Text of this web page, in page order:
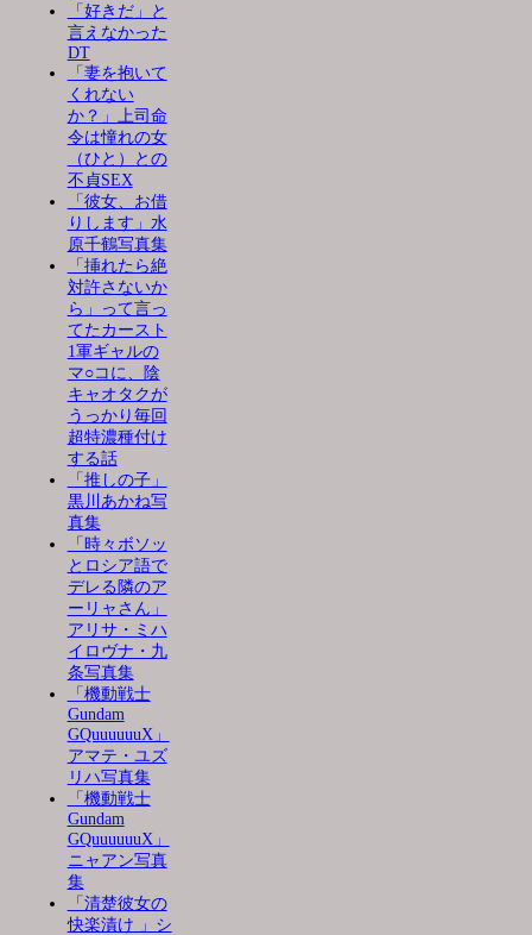
「好きだ」と
言えなかった
DT
「妻を抱いて
くれない
か？」上司命
令は憧れの女
（ひと）との
不貞SEX
「彼女、お借
りします」水
原千鶴写真集
「挿れたら絶
対許さないか
ら」って言っ
てたカースト
1軍ギャルの
マ○コに、陰
キャオタクが
うっかり毎回
超特濃種付け
する話
「推しの子」
黒川あかね写
真集
「時々ボソッ
とロシア語で
デレる隣のア
ーリャさん」
アリサ・ミハ
イロヴナ・九
条写真集
「機動戦士
Gundam
GQuuuuuuX」
アマテ・ユズ
リハ写真集
「機動戦士
Gundam
GQuuuuuuX」
ニャアン写真
集
「清楚彼女の
快楽漬け 」シ